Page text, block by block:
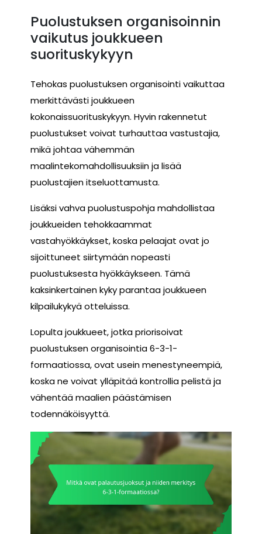
Puolustuksen organisoinnin
vaikutus joukkueen
suorituskykyyn
Tehokas puolustuksen organisointi vaikuttaa
merkittävästi joukkueen
kokonaissuorituskykyyn. Hyvin rakennetut
puolustukset voivat turhauttaa vastustajia,
mikä johtaa vähemmän
maalintekomahdollisuuksiin ja lisää
puolustajien itseluottamusta.
Lisäksi vahva puolustuspohja mahdollistaa
joukkueiden tehokkaammat
vastahyökkäykset, koska pelaajat ovat jo
sijoittuneet siirtymään nopeasti
puolustuksesta hyökkäykseen. Tämä
kaksinkertainen kyky parantaa joukkueen
kilpailukykyä otteluissa.
Lopulta joukkueet, jotka priorisoivat
puolustuksen organisointia 6-3-1-
formaatiossa, ovat usein menestyneempiä,
koska ne voivat ylläpitää kontrollia pelistä ja
vähentää maalien päästämisen
todennäköisyyttä.